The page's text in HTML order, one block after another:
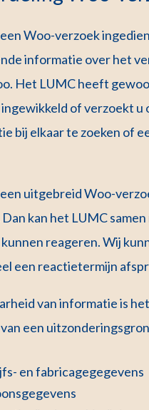
Woo-verzoek
informatie over het
Het LUMC heeft
of verzoekt u
bij elkaar te zoeken of
uitgebreid Woo-
kan het LUMC
reageren. Wij
een reactietermijn
van informatie is
van een
en fabricagegegevens